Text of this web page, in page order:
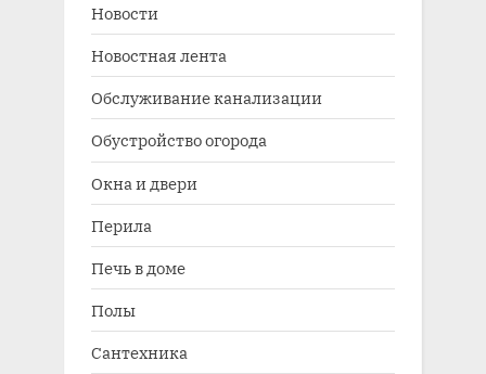
Новости
Новостная лента
Обслуживание канализации
Обустройство огорода
Окна и двери
Перила
Печь в доме
Полы
Сантехника